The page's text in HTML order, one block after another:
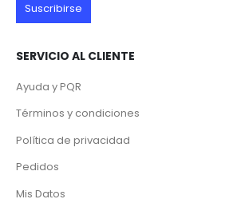
SERVICIO AL CLIENTE
Ayuda y PQR
Términos y condiciones
Política de privacidad
Pedidos
Mis Datos